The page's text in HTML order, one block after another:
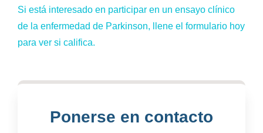
Si está interesado en participar en un ensayo clínico
de la enfermedad de Parkinson, llene el formulario hoy
para ver si califica.
Ponerse en contacto